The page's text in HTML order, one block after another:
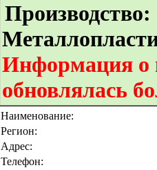
Производство:
Информация о
обновлялась
Наименование:
Регион:
Адрес:
Телефон: